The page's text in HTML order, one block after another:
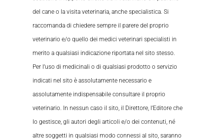
del cane o la visita veterinaria, anche specialistica. Si
raccomanda di chiedere sempre il parere del proprio
veterinario e/o quello dei medici veterinari specialisti in
merito a qualsiasi indicazione riportata nel sito stesso.
Per l’uso di medicinali o di qualsiasi prodotto o servizio
indicati nel sito è assolutamente necessario e
assolutamente indispensabile consultare il proprio
veterinario. In nessun caso il sito, il Direttore, l’Editore che
lo gestisce, gli autori degli articoli e/o dei contenuti, né
altre soggetti in qualsiasi modo connessi al sito, saranno